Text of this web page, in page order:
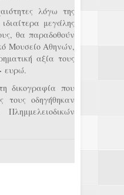
λόγω της
μεγάλης
θα παραδοθούν
Μουσείο Αθηνών,
αξία τους
ευρώ.
δικογραφία που
τους οδηγήθηκαν